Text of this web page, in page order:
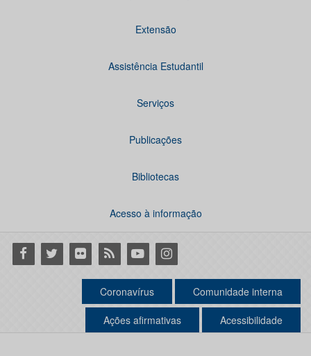
Extensão
Assistência Estudantil
Serviços
Publicações
Bibliotecas
Acesso à informação
Facebook
Twitter Flickr RSS YoutubeInstagram
Coronavírus Comunidade interna
Ações afirmativas Acessibilidade